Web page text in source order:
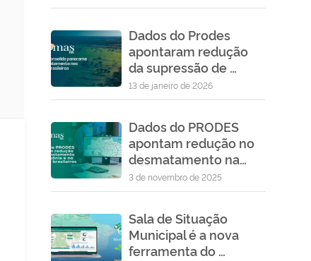
Dados do Prodes
apontaram redução
da supressão de …
13 de janeiro de 2026
Dados do PRODES
apontam redução no
desmatamento na…
3 de novembro de 2025
Sala de Situação
Municipal é a nova
ferramenta do …